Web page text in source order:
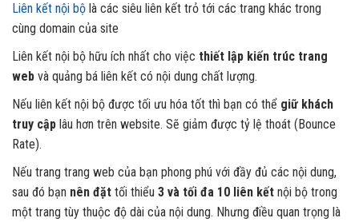
Liên kết nội bộ là các siêu liên kết trỏ tới các trang khác trong
cùng domain của site
Liên kết nội bộ hữu ích nhất cho việc thiết lập kiến trúc trang
web và quảng bá liên kết có nội dung chất lượng.
Nếu liên kết nội bộ được tối ưu hóa tốt thì bạn có thể giữ khách
truy cập lâu hơn trên website. Sẽ giảm được tỷ lệ thoát (Bounce
Rate).
Nếu trang trang web của bạn phong phú với đầy đủ các nội dung,
sau đó bạn nên đặt tối thiểu 3 và tối đa 10 liên kết nội bộ trong
một trang tùy thuộc độ dài của nội dung. Nhưng điều quan trọng là